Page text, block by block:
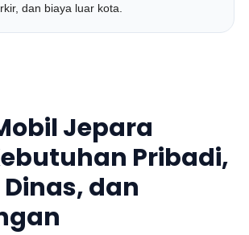
dan biaya luar kota.
Jepara
Pribadi,
dan